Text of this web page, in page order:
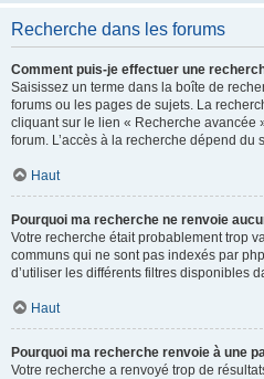
Recherche dans les forums
Comment puis-je effectuer une
Saisissez un terme dans la boîte de
forums ou les pages de sujets. La
cliquant sur le lien « Recherche avancée
forum. L’accès à la recherche dépend du
Haut
Pourquoi ma recherche ne renvoie
Votre recherche était probablement trop
communs qui ne sont pas indexés par
d’utiliser les différents filtres disponibles
Haut
Pourquoi ma recherche renvoie à une
Votre recherche a renvoyé trop de